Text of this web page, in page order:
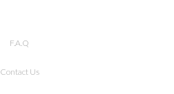
F.A.Q
Contact Us